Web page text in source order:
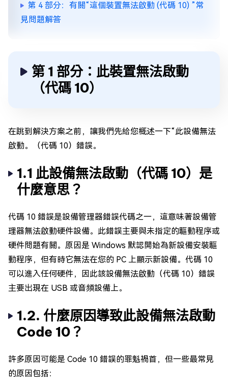
第 4 部分：有關“這個裝置無法啟動 (代碼 10) ”常
見問題解答
第 1 部分：此裝置無法啟動
（代碼 10）
在跳到解決方案之前，讓我們先給您概述一下“此設備無法
啟動。（代碼 10）錯誤。
1.1 此設備無法啟動（代碼 10）是
什麼意思？
代碼 10 錯誤是設備管理器錯誤代碼之一，這意味著設備管
理器無法啟動硬件設備。此錯誤主要與未指定的驅動程序或
硬件問題有關。原因是 Windows 默認開始為新設備安裝驅
動程序，但有時它無法在您的 PC 上顯示新設備。代碼 10
可以進入任何硬件，因此該設備無法啟動（代碼 10）錯誤
主要出現在 USB 或音頻設備上。
1.2. 什麼原因導致此設備無法啟動
Code 10？
許多原因可能是 Code 10 錯誤的罪魁禍首，但一些最常見
的原因包括：